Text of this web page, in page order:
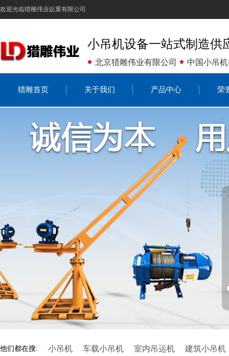
欢迎光临猎雕伟业起重有限公司
小吊机设备一站式制造供
北京猎雕伟业有限公司 中国小吊
猎雕首页 关于我们 产品中心 荣
他们都在搜: 小吊机 车载小吊机 室内吊运机 建筑小吊机